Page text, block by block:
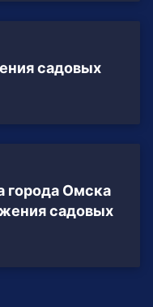
садовых
города Омска
садовых